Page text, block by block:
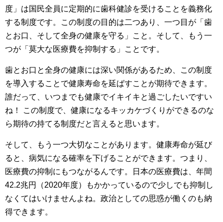
度」は国民全員に定期的に歯科健診を受けることを義務化
する制度です。この制度の目的は二つあり、一つ目が「歯
とお口、そして全身の健康を守る」こと。そして、もう一
つが「莫大な医療費を抑制する」ことです。
歯とお口と全身の健康には深い関係があるため、この制度
を導入することで健康寿命を延ばすことが期待できます。
誰だって、いつまでも健康でイキイキと過ごしたいですい
ね！ この制度で、健康になるキッカケづくりができるのな
ら期待の持てる制度だと言えると思います。
そして、もう一つ大切なことがあります。健康寿命が延び
ると、病気になる確率を下げることができます。つまり、
医療費の抑制にもつながるんです。日本の医療費は、年間
42.2兆円（2020年度）もかかっているので少しでも抑制し
なくてはいけませんよね。政治としての思惑が働くのも納
得できます。